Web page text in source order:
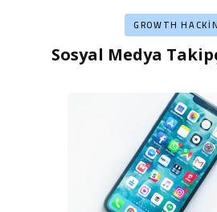
GROWTH
Sosyal Medya